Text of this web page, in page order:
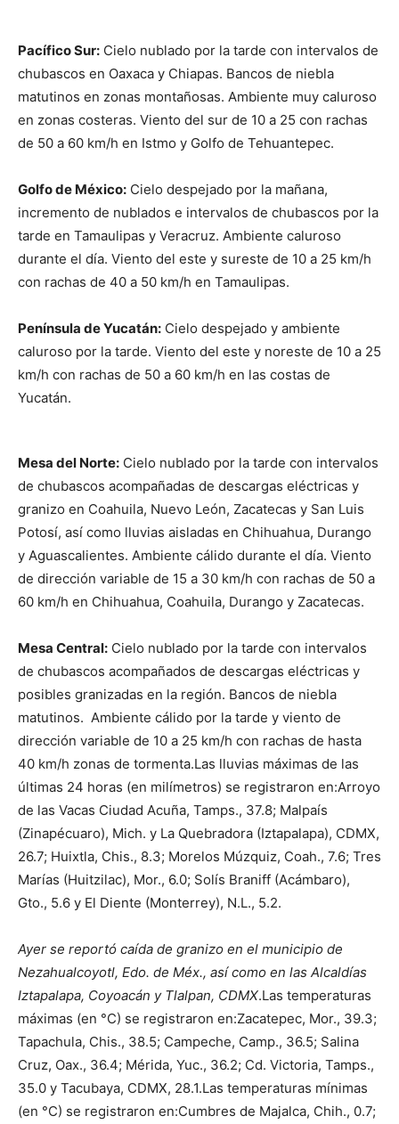
Pacífico Sur: Cielo nublado por la tarde con intervalos de
chubascos en Oaxaca y Chiapas. Bancos de niebla
matutinos en zonas montañosas. Ambiente muy caluroso
en zonas costeras. Viento del sur de 10 a 25 con rachas
de 50 a 60 km/h en Istmo y Golfo de Tehuantepec.
Golfo de México: Cielo despejado por la mañana,
incremento de nublados e intervalos de chubascos por la
tarde en Tamaulipas y Veracruz. Ambiente caluroso
durante el día. Viento del este y sureste de 10 a 25 km/h
con rachas de 40 a 50 km/h en Tamaulipas.
Península de Yucatán: Cielo despejado y ambiente
caluroso por la tarde. Viento del este y noreste de 10 a 25
km/h con rachas de 50 a 60 km/h en las costas de
Yucatán.
Mesa del Norte: Cielo nublado por la tarde con intervalos
de chubascos acompañadas de descargas eléctricas y
granizo en Coahuila, Nuevo León, Zacatecas y San Luis
Potosí, así como lluvias aisladas en Chihuahua, Durango
y Aguascalientes. Ambiente cálido durante el día. Viento
de dirección variable de 15 a 30 km/h con rachas de 50 a
60 km/h en Chihuahua, Coahuila, Durango y Zacatecas.
Mesa Central: Cielo nublado por la tarde con intervalos
de chubascos acompañados de descargas eléctricas y
posibles granizadas en la región. Bancos de niebla
matutinos. Ambiente cálido por la tarde y viento de
dirección variable de 10 a 25 km/h con rachas de hasta
40 km/h zonas de tormenta.Las lluvias máximas de las
últimas 24 horas (en milímetros) se registraron en:Arroyo
de las Vacas Ciudad Acuña, Tamps., 37.8; Malpaís
(Zinapécuaro), Mich. y La Quebradora (Iztapalapa), CDMX,
26.7; Huixtla, Chis., 8.3; Morelos Múzquiz, Coah., 7.6; Tres
Marías (Huitzilac), Mor., 6.0; Solís Braniff (Acámbaro),
Gto., 5.6 y El Diente (Monterrey), N.L., 5.2.
Ayer se reportó caída de granizo en el municipio de
Nezahualcoyotl, Edo. de Méx., así como en las Alcaldías
Iztapalapa, Coyoacán y Tlalpan, CDMX.Las temperaturas
máximas (en °C) se registraron en:Zacatepec, Mor., 39.3;
Tapachula, Chis., 38.5; Campeche, Camp., 36.5; Salina
Cruz, Oax., 36.4; Mérida, Yuc., 36.2; Cd. Victoria, Tamps.,
35.0 y Tacubaya, CDMX, 28.1.Las temperaturas mínimas
(en °C) se registraron en:Cumbres de Majalca, Chih., 0.7;